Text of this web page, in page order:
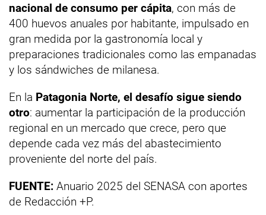
nacional de consumo per cápita, con más de
400 huevos anuales por habitante, impulsado en
gran medida por la gastronomía local y
preparaciones tradicionales como las empanadas
y los sándwiches de milanesa.
En la Patagonia Norte, el desafío sigue siendo
otro: aumentar la participación de la producción
regional en un mercado que crece, pero que
depende cada vez más del abastecimiento
proveniente del norte del país.
FUENTE: Anuario 2025 del SENASA con aportes
de Redacción +P.